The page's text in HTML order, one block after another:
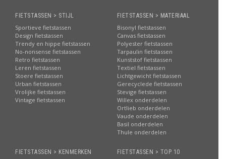
FIETSTASSEN > STIJL
Sportieve fietstassen
Design fietstassen
Trendy en hippe fietstassen
No-nonsense fietstassen
Retro fietstassen
Leren fietstassen
Stoere fietstassen
Urban fietstassen
Vrolijke fietstassen
Vintage fietstassen
FIETSTASSEN > MATERIAAL
Bisonyl fietstassen
Canvas fietstassen
Polyester fietstassen
Tarpaulin fietstassen
Kunststof fietstassen
Textiel fietstassen
Lichtgewicht fietstassen
Gerecyclede fietstassen
Stevige fietstassen
Willex onderdelen
Ortlieb onderdelen
Vaude onderdelen
Basil onderdelen
Thule onderdelen
FIETSTASSEN > KENMERKEN
FIETSTASSEN > TOP 10